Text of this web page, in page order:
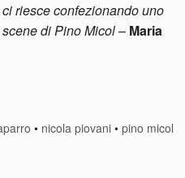
riesce confezionando uno
di Pino Micol– Maria
• nicola piovani •pino micol